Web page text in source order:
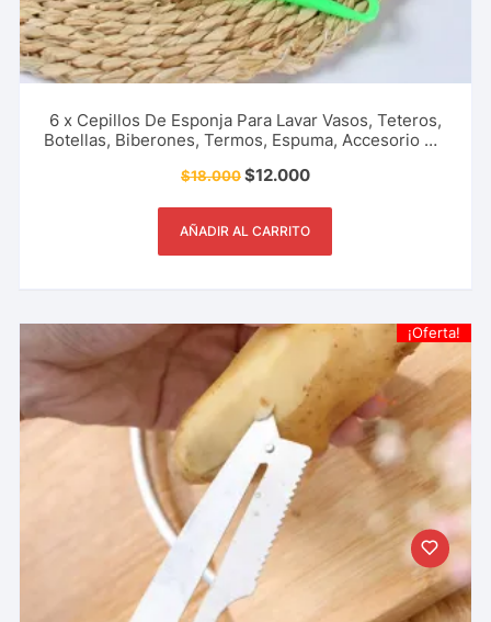
6 x Cepillos De Esponja Para Lavar Vasos, Teteros,
Botellas, Biberones, Termos, Espuma, Accesorio De
$18.000$12.000
AÑADIR AL CARRITO
¡Oferta!